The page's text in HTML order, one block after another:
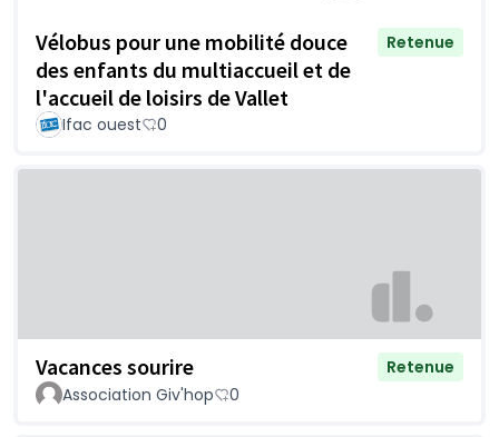
Vélobus pour une mobilité douce
des enfants du multiaccueil et de
l'accueil de loisirs de Vallet
Retenue
Ifac ouest 0
Vacances sourire
Retenue
Association Giv'hop
0